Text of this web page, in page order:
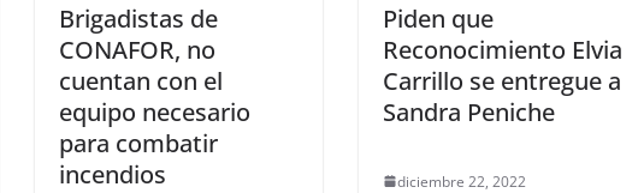
Brigadistas de
CONAFOR, no
cuentan con el
equipo necesario
para combatir
incendios
Piden que
Reconocimiento Elvia
Carrillo se entregue a
Sandra Peniche
diciembre 22, 2022